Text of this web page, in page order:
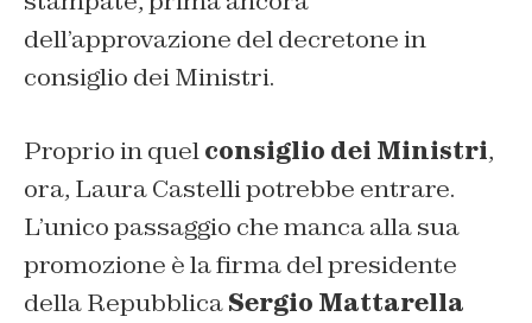
dell’approvazione del decretone in
consiglio dei Ministri.
Proprio in quelconsiglio dei Ministri,
ora, Laura Castelli potrebbe entrare.
L’unico passaggio che manca alla sua
promozione è la firma del presidente
della RepubblicaSergio Mattarella